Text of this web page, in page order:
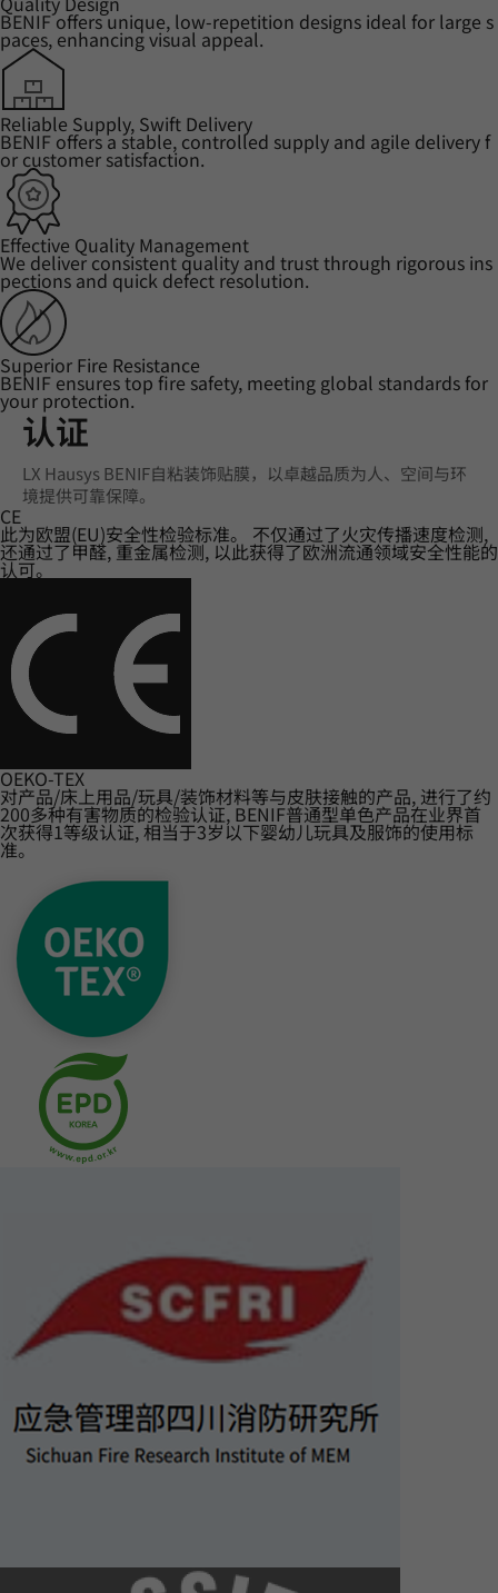
BENIF offers unique, low-repetition designs ideal for large s
paces, enhancing visual appeal.
Reliable Supply, Swift Delivery
BENIF offers a stable, controlled supply and agile delivery f
or customer satisfaction.
Effective Quality Management
We deliver consistent quality and trust through rigorous ins
pections and quick defect resolution.
Superior Fire Resistance
BENIF ensures top fire safety, meeting global standards for
your protection.
认证
LX Hausys BENIF自粘装饰贴膜，以卓越品质为人、空间与环
境提供可靠保障。
CE
此为欧盟(EU)安全性检验标准。 不仅通过了火灾传播速度检测,
还通过了甲醛, 重金属检测, 以此获得了欧洲流通领域安全性能的
认可。
OEKO-TEX
对产品/床上用品/玩具/装饰材料等与皮肤接触的产品, 进行了约
200多种有害物质的检验认证, BENIF普通型单色产品在业界首
次获得1等级认证, 相当于3岁以下婴幼儿玩具及服饰的使用标
准。